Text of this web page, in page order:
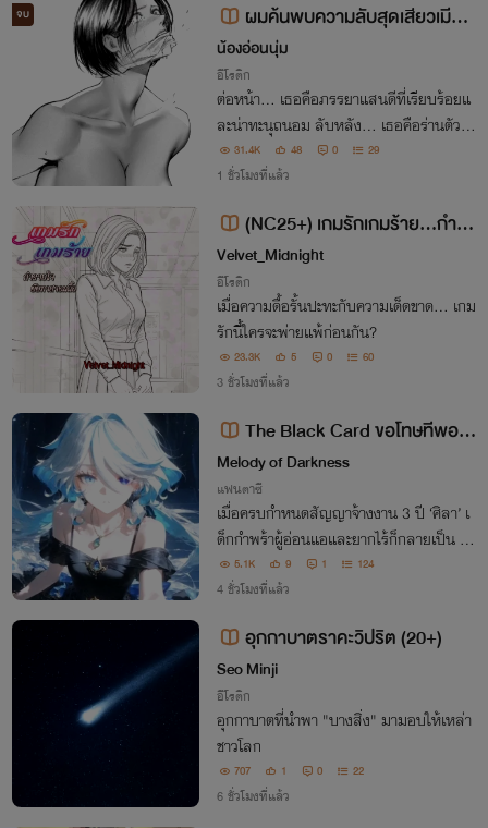
จบ
ผมค้นพบความลับสุดเสียวเมียส
าวกับพี่ชาย
น้องอ่อนนุ่ม
อีโรติก
ต่อหน้า... เธอคือภรรยาแสนดีที่เรียบร้อยแ
ละน่าทะนุถนอม ลับหลัง... เธอคือร่านตัวแ
ม่ในคลิปคาวโลกีย์ที่เซฟอยู่ในคอมพิวเตอร์ข
องพี่ชาย!
31.4K 48 0 29
1 ชั่วโมงที่แล้ว
(NC25+) เกมรักเกมร้าย...กำรา
บใจยัยทาสจอมดื้อ
​Velvet_Midnight
อีโรติก
​เมื่อความดื้อรั้นปะทะกับความเด็ดขาด... เกม
รักนี้ใครจะพ่ายแพ้ก่อนกัน?
23.3K 5 0 60
3 ชั่วโมงที่แล้ว
The Black Card ขอโทษทีพอดี
ผมรวย
Melody of Darkness
แฟนตาซี
เมื่อครบกำหนดสัญญาจ้างงาน 3 ปี ‘ศิลา’ เ
ด็กกำพร้าผู้อ่อนแอและยากไร้ก็กลายเป็น ‘ผู้เ
ล่น’ ที่ครอบครองยูนิคสกิล ‘แบล็คการ์ด’ ส
กิลที่เป็นเอกสิทธิ์ของผู้ที่ร่ำรวยที่สุดในโลก
5.1K 9 1 124
4 ชั่วโมงที่แล้ว
อุกกาบาตราคะวิปริต (20+)
Seo Minji
อีโรติก
อุกกาบาตที่นำพา "บางสิ่ง" มามอบให้เหล่า
ชาวโลก
707 1 0 22
6 ชั่วโมงที่แล้ว